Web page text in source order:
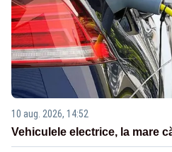
10 aug. 2026, 14:52
Vehiculele electrice, la mare